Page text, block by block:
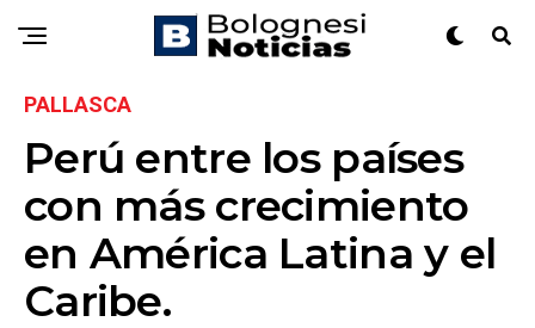
PALLASCA
Perú entre los países
con más crecimiento
en América Latina y el
Caribe.